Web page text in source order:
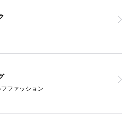
ファッション